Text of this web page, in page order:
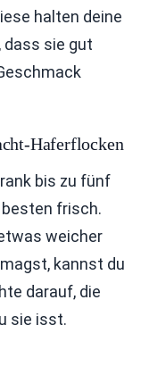
halten deine
dass sie gut
Haferflocken
bis zu fünf
frisch.
weicher
kannst du
darauf, die
sie isst.